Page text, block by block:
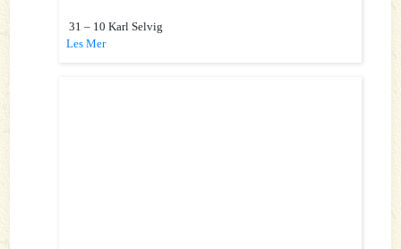
31 – 10 Karl Selvig
Les Mer